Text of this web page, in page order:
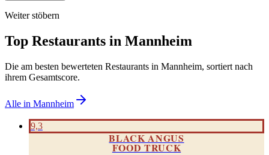
Weiter stöbern
Top Restaurants in Mannheim
Die am besten bewerteten Restaurants in Mannheim, sortiert nach
ihrem Gesamtscore.
Alle in Mannheim
9,3
BLACK ANGUS
FOOD TRUCK